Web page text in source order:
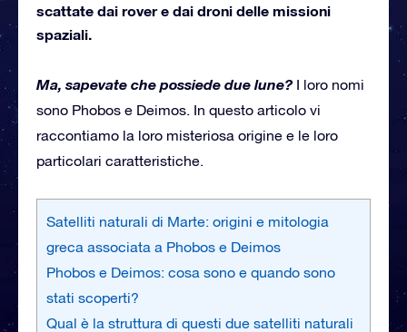
scattate dai rover e dai droni delle missioni
spaziali.
Ma, sapevate che possiede due lune? I loro nomi
sono Phobos e Deimos. In questo articolo vi
raccontiamo la loro misteriosa origine e le loro
particolari caratteristiche.
Satelliti naturali di Marte: origini e mitologia
greca associata a Phobos e Deimos
Phobos e Deimos: cosa sono e quando sono
stati scoperti?
Qual è la struttura di questi due satelliti naturali